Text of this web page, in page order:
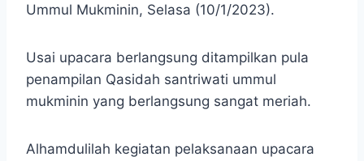
Ummul Mukminin, Selasa (10/1/2023).
Usai upacara berlangsung ditampilkan pula
penampilan Qasidah santriwati ummul
mukminin yang berlangsung sangat meriah.
Alhamdulilah kegiatan pelaksanaan upacara